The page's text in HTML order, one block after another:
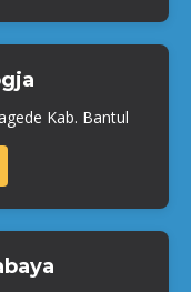
Kab. Bantul